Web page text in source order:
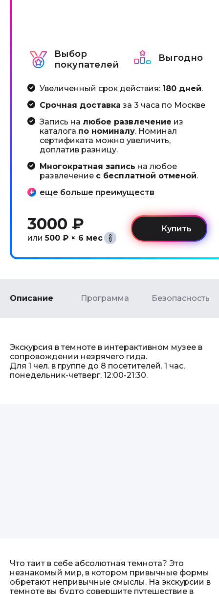
Выбор
покупателей
Выгодно
Увеличенный срок действия: 180 дней.
Срочная доставка за 3 часа по Москве
Запись на любое развлечение из
каталога по номиналу. Номинал
сертификата можно увеличить,
доплатив разницу.
Многократная запись на любое
развлечение с бесплатной отменой.
еще больше преимуществ
3000 ₽
или500 ₽ × 6 мес
Описание Программа Безопасность
Экскурсия в темноте в интерактивном музее в
сопровождении незрячего гида.
Для 1 чел. в группе до 8 посетителей. 1 час,
понедельник-четверг, 12:00-21:30.
Что таит в себе абсолютная темнота? Это
незнакомый мир, в котором привычные формы
обретают непривычные смыслы. На экскурсии в
темноте вы будто совершите путешествие в